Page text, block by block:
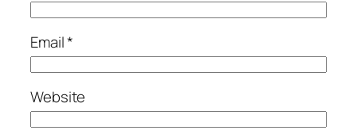
Email*
Website